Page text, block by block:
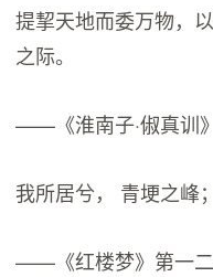
提挈天地而委万物，
之际。
——《淮南子·俶真训》
我所居兮， 青埂之峰
——《红楼梦》第一